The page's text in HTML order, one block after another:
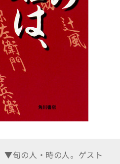
▼旬の人・時の人。ゲスト